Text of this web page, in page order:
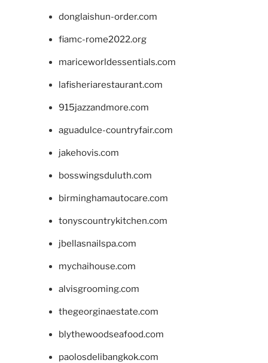
donglaishun-order.com
fiamc-rome2022.org
mariceworldessentials.com
lafisheriarestaurant.com
915jazzandmore.com
aguadulce-countryfair.com
jakehovis.com
bosswingsduluth.com
birminghamautocare.com
tonyscountrykitchen.com
jbellasnailspa.com
mychaihouse.com
alvisgrooming.com
thegeorginaestate.com
blythewoodseafood.com
paolosdelibangkok.com